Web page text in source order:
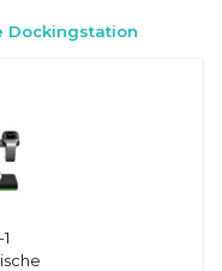
Dockingstation